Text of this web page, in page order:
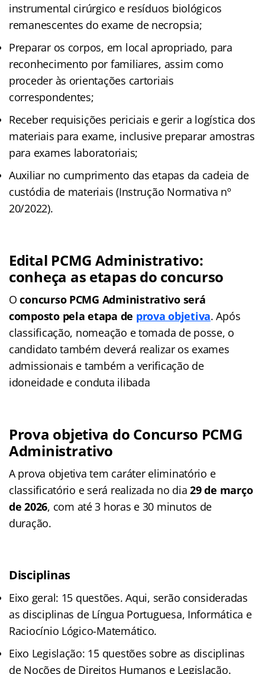
instrumental cirúrgico e resíduos biológicos
remanescentes do exame de necropsia;
Preparar os corpos, em local apropriado, para
reconhecimento por familiares, assim como
proceder às orientações cartoriais
correspondentes;
Receber requisições periciais e gerir a logística dos
materiais para exame, inclusive preparar amostras
para exames laboratoriais;
Auxiliar no cumprimento das etapas da cadeia de
custódia de materiais (Instrução Normativa nº
20/2022).
Edital PCMG Administrativo:
conheça as etapas do concurso
Oconcurso PCMG Administrativo será
composto pela etapa de prova objetiva. Após
classificação, nomeação e tomada de posse, o
candidato também deverá realizar os exames
admissionais e também a verificação de
idoneidade e conduta ilibada
Prova objetiva do Concurso PCMG
Administrativo
A prova objetiva tem caráter eliminatório e
classificatório e será realizada no dia29 de março
de 2026, com até 3 horas e 30 minutos de
duração.
Disciplinas
Eixo geral: 15 questões. Aqui, serão consideradas
as disciplinas de Língua Portuguesa, Informática e
Raciocínio Lógico-Matemático.
Eixo Legislação: 15 questões sobre as disciplinas
de Noções de Direitos Humanos e Legislação.